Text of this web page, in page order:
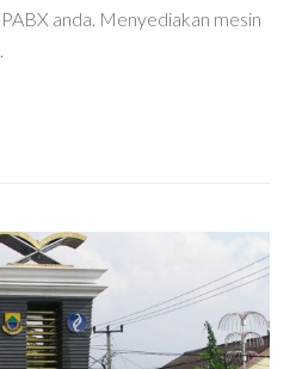
anda. Menyediakan mesin